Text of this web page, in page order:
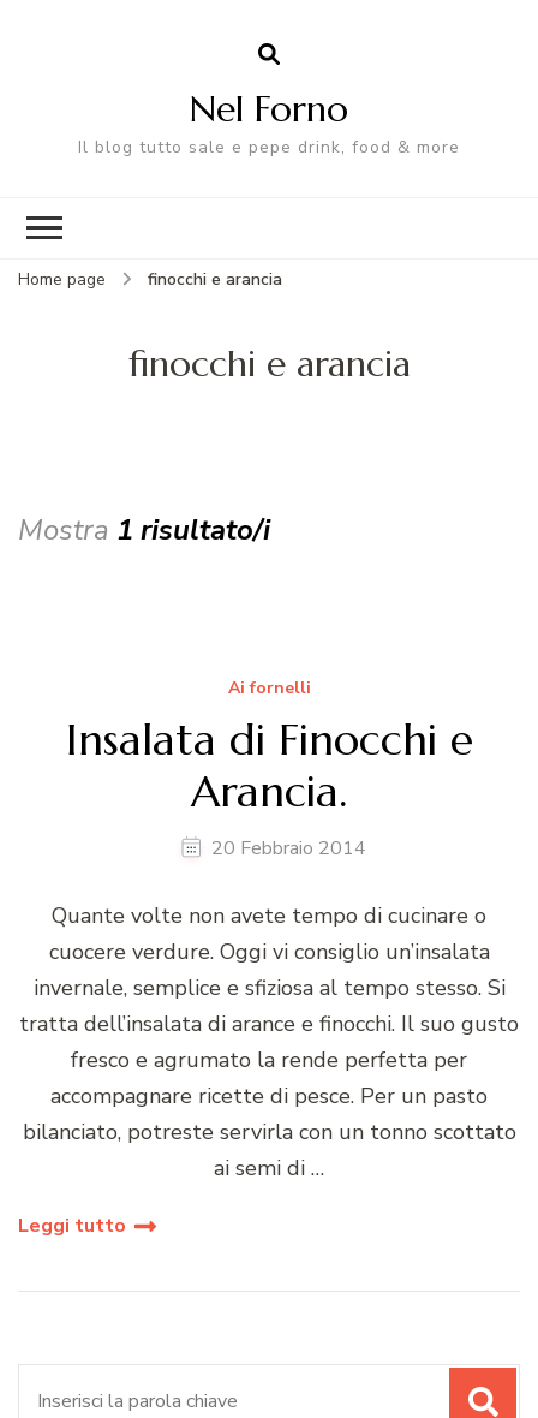
Nel Forno
Il blog tutto sale e pepe drink, food & more
Home page finocchi e arancia
finocchi e arancia
Mostra 1 risultato/i
Ai fornelli
Insalata di Finocchi e
Arancia.
20 Febbraio 2014
Quante volte non avete tempo di cucinare o
cuocere verdure. Oggi vi consiglio un’insalata
invernale, semplice e sfiziosa al tempo stesso. Si
tratta dell’insalata di arance e finocchi. Il suo gusto
fresco e agrumato la rende perfetta per
accompagnare ricette di pesce. Per un pasto
bilanciato, potreste servirla con un tonno scottato
ai semi di …
Leggi tutto